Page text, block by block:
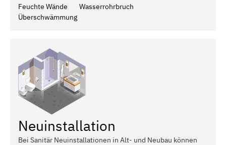
Feuchte Wände
Wasserrohrbruch
Überschwämmung
Neuinstallation
Bei Sanitär Neuinstallationen in Alt- und Neubau können